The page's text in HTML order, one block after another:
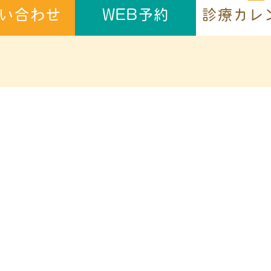
合わせ WEB予約 診療カレ